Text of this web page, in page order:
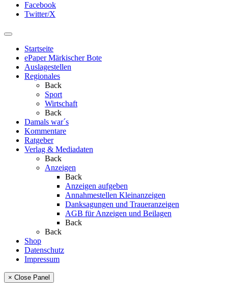
Facebook
Twitter/X
Startseite
ePaper Märkischer Bote
Auslagestellen
Regionales
Back
Sport
Wirtschaft
Back
Damals war´s
Kommentare
Ratgeber
Verlag & Mediadaten
Back
Anzeigen
Back
Anzeigen aufgeben
Annahmestellen Kleinanzeigen
Danksagungen und Traueranzeigen
AGB für Anzeigen und Beilagen
Back
Back
Shop
Datenschutz
Impressum
× Close Panel